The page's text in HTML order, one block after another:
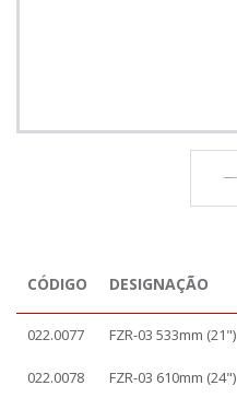
CÓDIGO DESIGNAÇÃO
022.0077 FZR-03 533mm (21")
022.0078 FZR-03 610mm (24")